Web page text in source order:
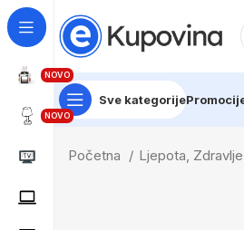
NOVO
NOVO
Sve kategorije
Početna Ljepota,